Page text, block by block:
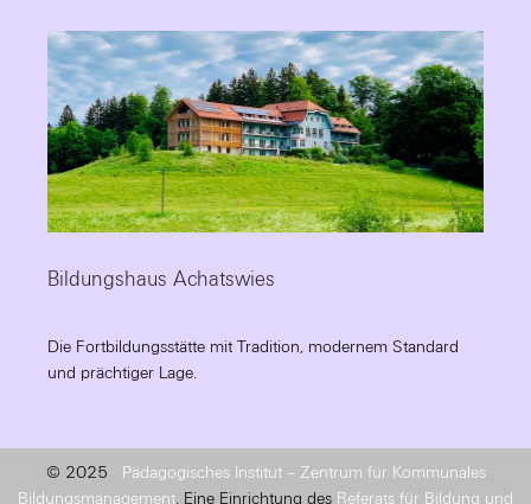
Bildungshaus Achatswies
Die Fortbildungsstätte mit Tradition, modernem Standard
und prächtiger Lage.
© 2025 Pädagogisches Institut – Zentrum für Kommunales
Bildungsmanagement. Eine Einrichtung des Referats für Bildung und